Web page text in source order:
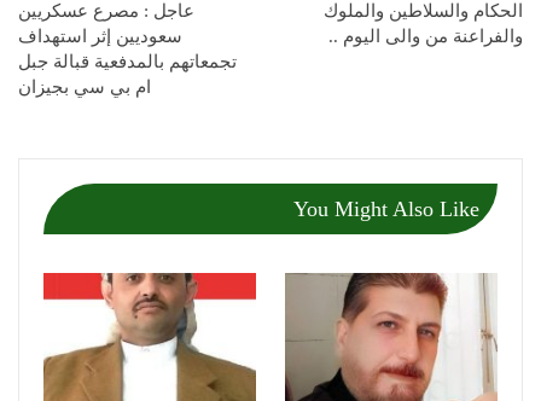
الحكام والسلاطين والملوك
والفراعنة من والى اليوم ..
عاجل : مصرع عسكريين
سعوديين إثر استهداف
تجمعاتهم بالمدفعية قبالة جبل
ام بي سي بجيزان
You Might Also Like